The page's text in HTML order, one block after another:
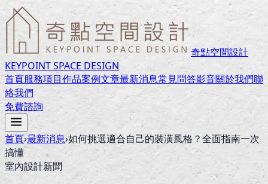
奇點空間設計
KEYPOINT SPACE DESIGN
首頁服務項目作品案例文章最新消息常見問答影音關於我們聯
絡我們
免費諮詢
首頁›最新消息›如何挑選適合自己的裝潢風格？全面指南一次
搞懂
室內設計新聞